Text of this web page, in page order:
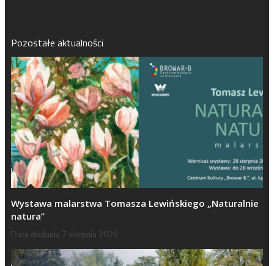
Pozostałe aktualności
Wystawa malarstwa Tomasza Lewińskiego „Naturalnie
natura”
Data dodania 7 sierpnia 2026